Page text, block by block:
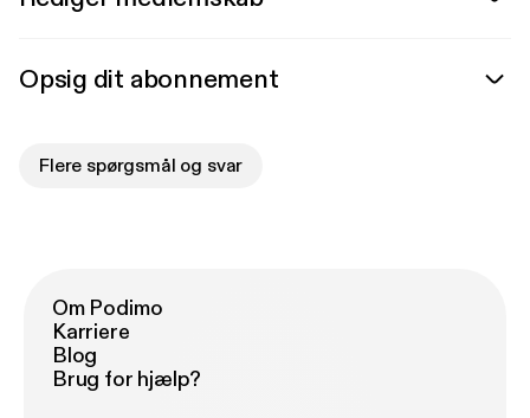
Opsig dit abonnement
Flere spørgsmål og svar
Om Podimo
Karriere
Blog
Brug for hjælp?